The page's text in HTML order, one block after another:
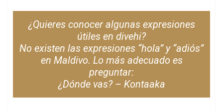
¿Quieres conocer algunas expresiones
útiles en divehi?
No existen las expresiones “hola” y “adiós”
en Maldivo. Lo más adecuado es
preguntar:
¿Dónde vas? – Kontaaka